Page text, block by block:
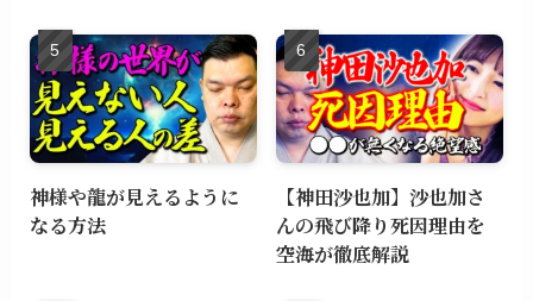
神様や龍が見えるように
なる方法
【神田沙也加】沙也加さ
んの飛び降り死因理由を
空海が徹底解説